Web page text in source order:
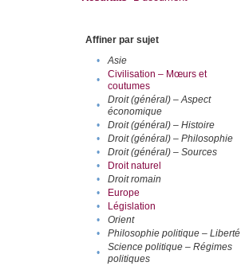
Affiner par sujet
•
Asie
•
Civilisation – Mœurs et
coutumes
•
Droit (général) – Aspect
économique
• Droit (général) – Histoire
•
Droit (général) – Philosophie
•
Droit (général) – Sources
•
Droit naturel
•
Droit romain
•
Europe
•
Législation
•
Orient
•
Philosophie politique – Liberté
•
Science politique – Régimes
politiques